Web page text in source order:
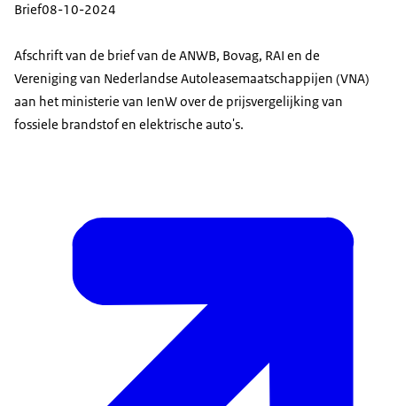
Brief08-10-2024
Afschrift van de brief van de ANWB, Bovag, RAI en de
Vereniging van Nederlandse Autoleasemaatschappijen (VNA)
aan het ministerie van IenW over de prijsvergelijking van
fossiele brandstof en elektrische auto's.